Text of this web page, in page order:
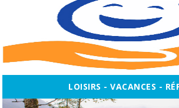
LOISIRS - VACANCES -